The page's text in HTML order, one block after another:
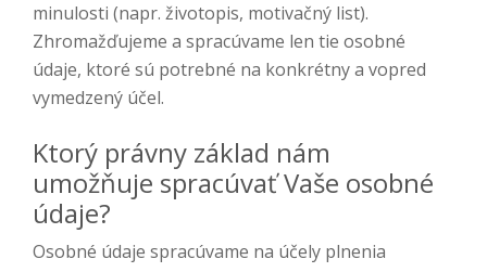
minulosti (napr. životopis, motivačný list).
Zhromažďujeme a spracúvame len tie osobné
údaje, ktoré sú potrebné na konkrétny a vopred
vymedzený účel.
Ktorý právny základ nám
umožňuje spracúvať Vaše osobné
údaje?
Osobné údaje spracúvame na účely plnenia